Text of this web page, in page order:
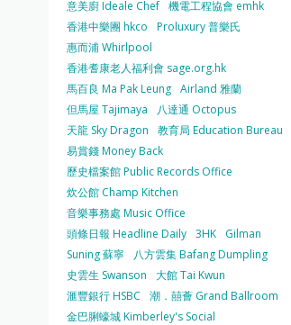
意美廚 Ideale Chef 機電工程協會 emhk
香港中樂團 hkco
Proluxury 普樂氏
惠而浦 Whirlpool
香港耆康老人福利會 sage.org.hk
馬百良 Ma Pak Leung Airland 雅蘭
但馬屋 Tajimaya
八達通 Octopus
天龍 Sky Dragon
教育局 Education Bureau
易賞錢 Money Back
歷史檔案館 Public Records Office
炊公館 Champ Kitchen
音樂事務處 Music Office
頭條日報 Headline Daily 3HK
Gilman
Suning 蘇寧
八方雲集 Bafang Dumpling
史雲生 Swanson
大館 Tai Kwun
滙豐銀行 HSBC
潮．囍薈 Grand Ballroom
金巴脷蠔城 Kimberley's Social